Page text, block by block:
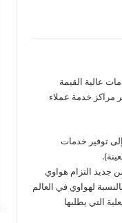
عالية القيمة
مراكز خدمة عملاء
توفير خدمات
جديد التزام هواوي
لهواوي في العالم
التي يطلبها